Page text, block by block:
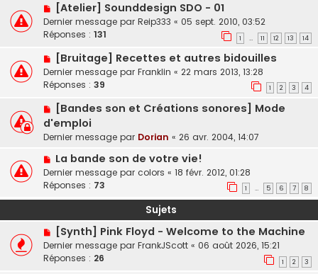
[Atelier] Sounddesign SDO - 01
Dernier message par Reip333 « 05 sept. 2010, 03:52
Réponses : 131 1 … 11 12 13 14
[Bruitage] Recettes et autres bidouilles
Dernier message par Franklin « 22 mars 2013, 13:28
Réponses : 39 1 2 3 4
[Bandes son et Créations sonores] Mode
d'emploi
Dernier message par Dorian « 26 avr. 2004, 14:07
La bande son de votre vie!
Dernier message par colors « 18 févr. 2012, 01:28
Réponses : 73 1 … 5 6 7 8
Sujets
[Synth] Pink Floyd - Welcome to the Machine
Dernier message par FrankJScott « 06 août 2026, 15:21
Réponses : 26 1 2 3